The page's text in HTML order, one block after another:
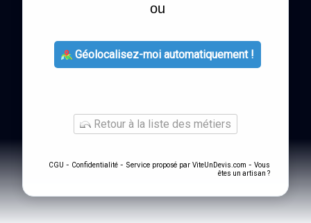
ou
Géolocalisez-moi automatiquement !
Retour à la liste des métiers
CGU - Confidentialité - Service proposé par ViteUnDevis.com - Vous
êtes un artisan ?